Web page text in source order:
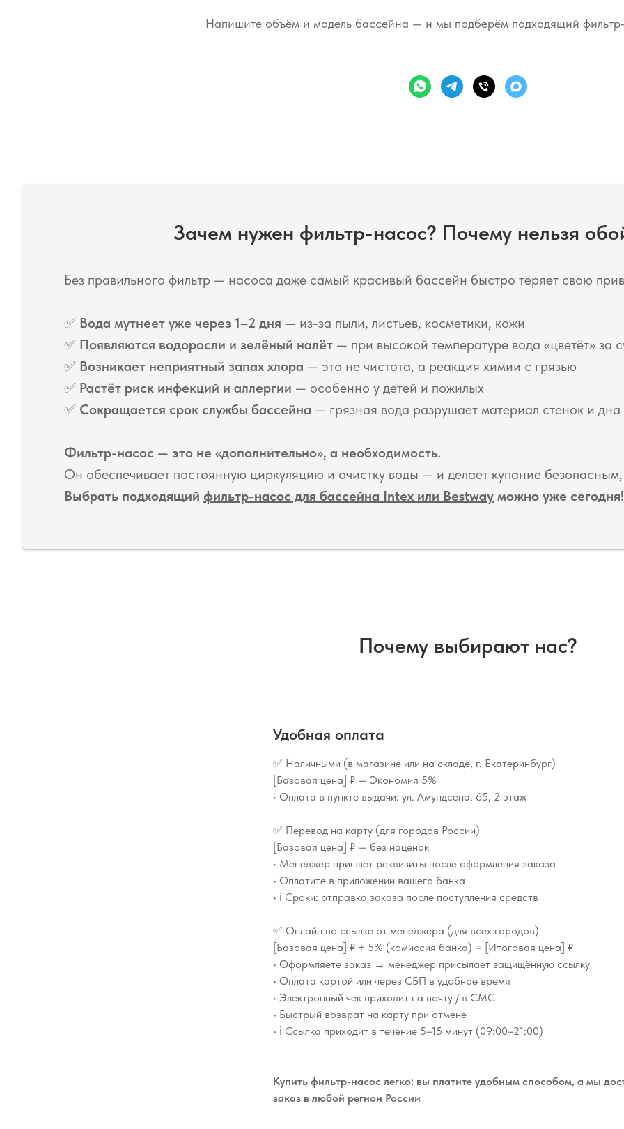
Напишите объём и модель бассейна — и мы подберём подходящий
Зачем нужен фильтр-насос? Почему нельзя
Без правильного фильтр — насоса даже самый красивый бассейн быстро теряет свою
✅ Вода мутнеет уже через 1–2 дня — из-за пыли, листьев, косметики, кожи
✅ Появляются водоросли и зелёный налёт — при высокой температуре вода «цветёт» за
✅ Возникает неприятный запах хлора — это не чистота, а реакция химии с грязью
✅ Растёт риск инфекций и аллергии — особенно у детей и пожилых
✅ Сокращается срок службы бассейна — грязная вода разрушает материал стенок и дна
Фильтр-насос — это не «дополнительно», а необходимость.
Он обеспечивает постоянную циркуляцию и очистку воды — и делает купание
Выбрать подходящий фильтр-насос для бассейна Intex или Bestway можно уже сегодня!
Почему выбирают нас?
Удобная оплата
✅ Наличными (в магазине или на складе, г. Екатеринбург)
[Базовая цена] ₽ — Экономия 5%
• Оплата в пункте выдачи: ул. Амундсена, 65, 2 этаж
✅ Перевод на карту (для городов России)
[Базовая цена] ₽ — без наценок
• Менеджер пришлёт реквизиты после оформления заказа
• Оплатите в приложении вашего банка
• ℹ️ Сроки: отправка заказа после поступления средств
✅ Онлайн по ссылке от менеджера (для всех городов)
[Базовая цена] ₽ + 5% (комиссия банка) = [Итоговая цена] ₽
• Оформляете заказ → менеджер присылает защищённую ссылку
• Оплата картой или через СБП в удобное время
• Электронный чек приходит на почту / в СМС
• Быстрый возврат на карту при отмене
• ℹ️ Ссылка приходит в течение 5–15 минут (09:00–21:00)
Купить фильтр-насос легко: вы платите удобным способом, а мы
заказ в любой регион России